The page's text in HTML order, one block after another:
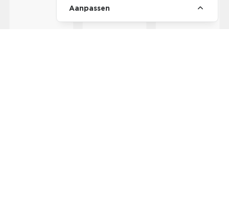
Aanpassen